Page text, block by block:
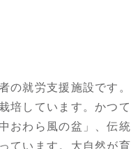
の就労支援施設です。
培しています。かつて
おわら風の盆」、伝統
ています。大自然が育